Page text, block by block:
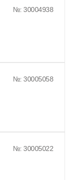
№: 30004938
№: 30005058
№: 30005022